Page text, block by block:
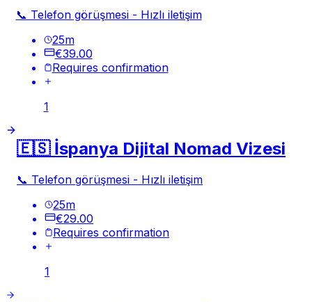
📞 Telefon görüşmesi - Hızlı iletişim
25m
€39.00
Requires confirmation
1
🇪🇸 İspanya Dijital Nomad Vizesi
📞 Telefon görüşmesi - Hızlı iletişim
25m
€29.00
Requires confirmation
1